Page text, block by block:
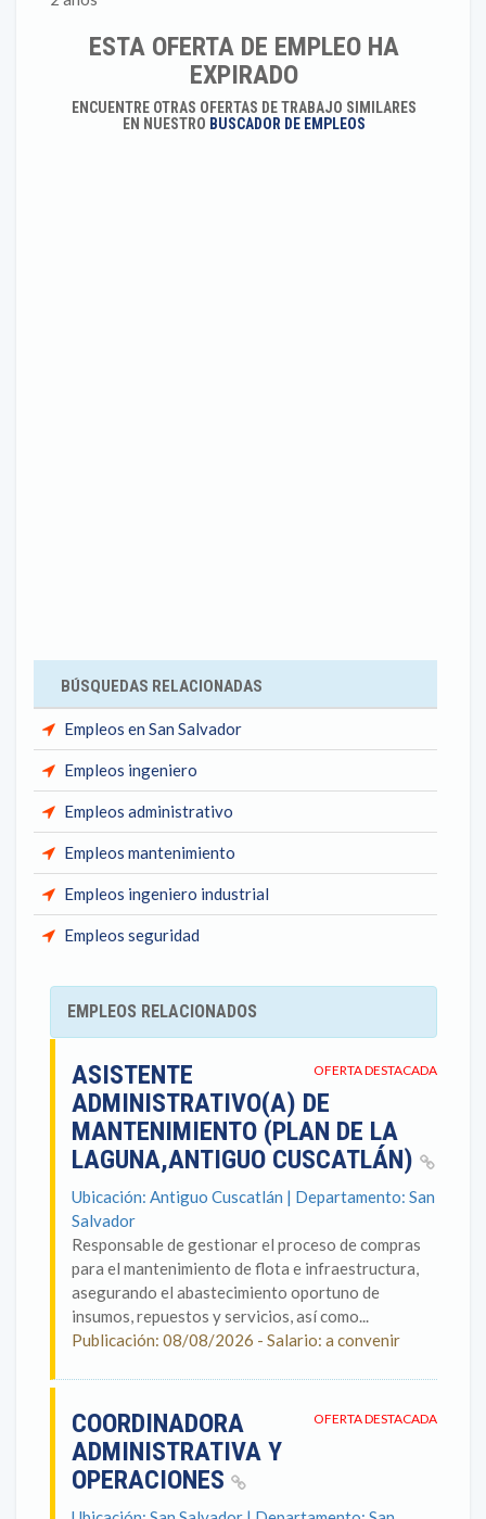
ESTA OFERTA DE EMPLEO HA
EXPIRADO
ENCUENTRE OTRAS OFERTAS DE TRABAJO SIMILARES
EN NUESTRO BUSCADOR DE EMPLEOS
BÚSQUEDAS RELACIONADAS
Empleos en San Salvador
Empleos ingeniero
Empleos administrativo
Empleos mantenimiento
Empleos ingeniero industrial
Empleos seguridad
EMPLEOS RELACIONADOS
OFERTA DESTACADA
ASISTENTE
ADMINISTRATIVO(A) DE
MANTENIMIENTO (PLAN DE LA
LAGUNA,ANTIGUO CUSCATLÁN)
Ubicación: Antiguo Cuscatlán | Departamento: San
Salvador
Responsable de gestionar el proceso de compras
para el mantenimiento de flota e infraestructura,
asegurando el abastecimiento oportuno de
insumos, repuestos y servicios, así como...
Publicación: 08/08/2026 - Salario: a convenir
OFERTA DESTACADA
COORDINADORA
ADMINISTRATIVA Y
OPERACIONES